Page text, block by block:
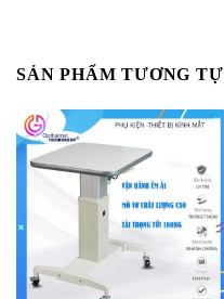
SẢN PHẨM TƯƠNG TỰ